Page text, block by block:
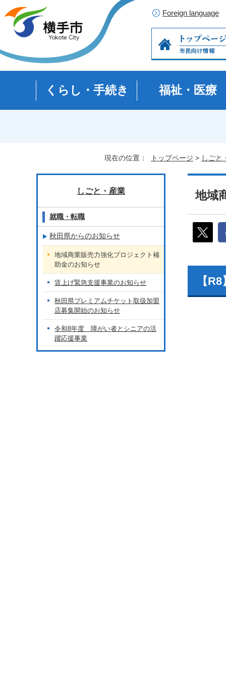
Foreign language
くらし・手続き 福祉・医療
現在の位置： トップページ > しごと
地域
【
しごと・産業
就職・転職
秋田県からのお知らせ
地域商業販売力強化プロジェクト補
助金のお知らせ
賃上げ緊急支援事業のお知らせ
秋田県プレミアムチケット取扱加盟
店募集開始のお知らせ
令和8年度 障がい者とシニアの活
躍応援事業